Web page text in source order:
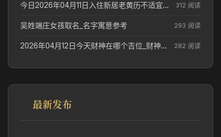
今日2026年04月11日入住新居老黄历不适宜吗_搬家择日参考 312 阅读
吴姓端庄女孩取名_名字寓意参考 293 阅读
2026年04月12日今天财神在哪个吉位_财神方位参考 282 阅读
最新发布